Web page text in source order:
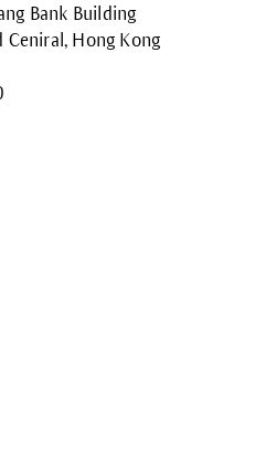
Bank Building
Ceniral, Hong Kong